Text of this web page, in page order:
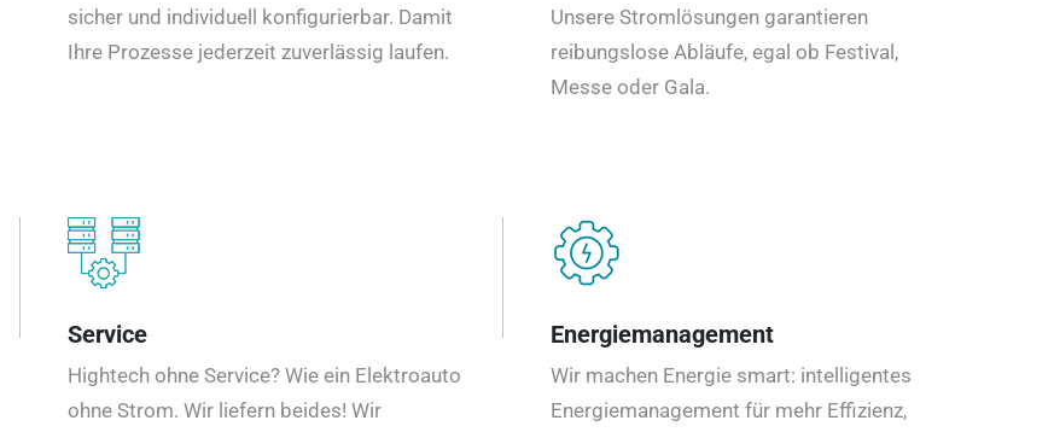
sicher und individuell konfigurierbar. Damit
Ihre Prozesse jederzeit zuverlässig laufen.
Unsere Stromlösungen garantieren
reibungslose Abläufe, egal ob Festival,
Messe oder Gala.
Service
Hightech ohne Service? Wie ein Elektroauto
ohne Strom. Wir liefern beides! Wir
Energiemanagement
Wir machen Energie smart: intelligentes
Energiemanagement für mehr Effizienz,